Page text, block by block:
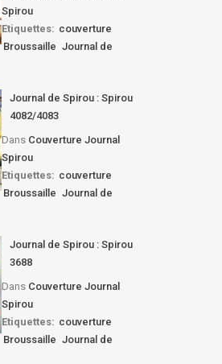
Spirou
Etiquettes: couverture
Broussaille Journal de
Journal de Spirou : Spirou
4082/4083
Dans Couverture Journal
Spirou
Etiquettes: couverture
Broussaille Journal de
Journal de Spirou : Spirou
3688
Dans Couverture Journal
Spirou
Etiquettes: couverture
Broussaille Journal de